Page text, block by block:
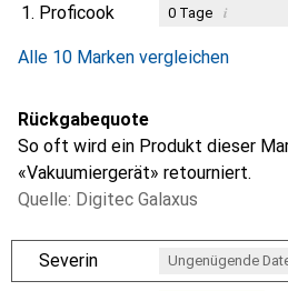
1. Proficook 0Tage i
Alle 10 Marken vergleichen
Rückgabequote
So oft wird ein Produkt dieser
«Vakuumiergerät» retourniert.
Quelle: Digitec Galaxus
Severin Ungenügende